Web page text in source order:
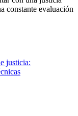
constante evaluación